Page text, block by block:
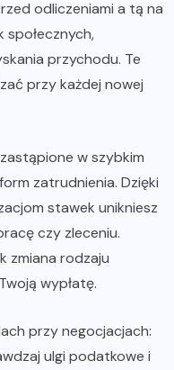
odliczeniami a tą na
społecznych,
przychodu. Te
przy każdej nowej
w szybkim
zatrudnienia. Dzięki
stawek unikniesz
czy zleceniu.
zmiana rodzaju
wypłatę.
przy negocjacjach:
ulgi podatkowe i